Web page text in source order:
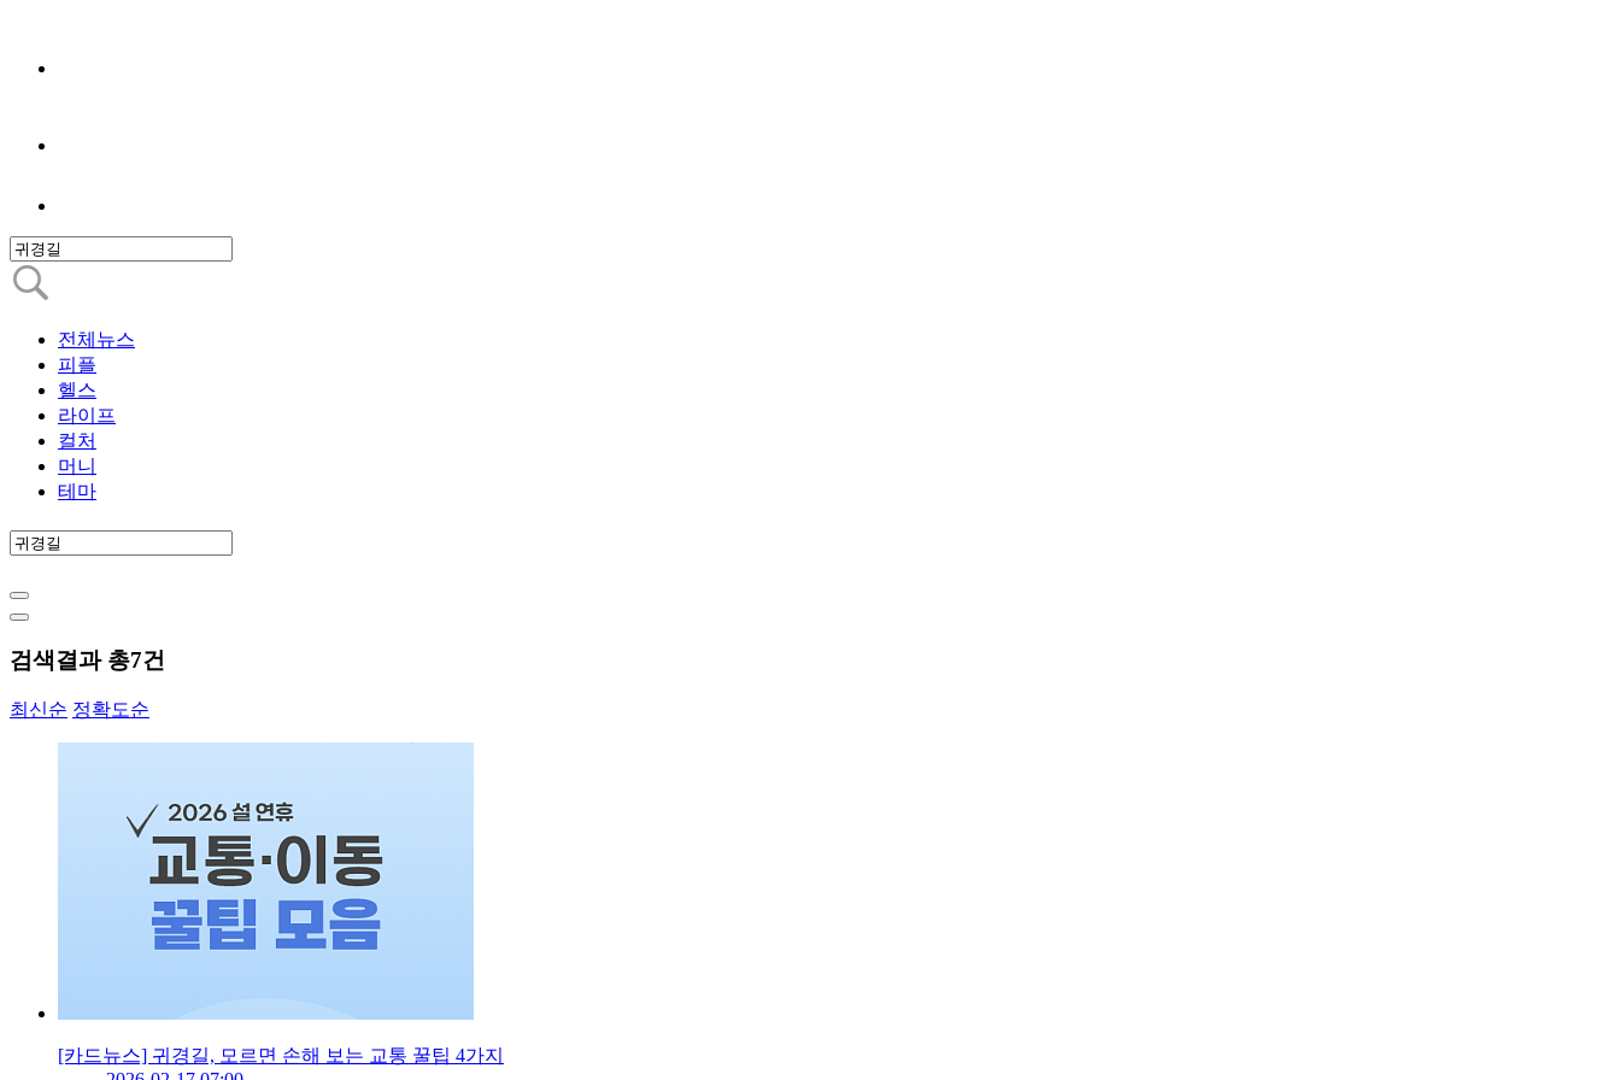
전체뉴스
피플
헬스
라이프
컬처
머니
테마
검색결과 총7건
최신순 정확도순
[카드뉴스] 귀경길, 모르면 손해 보는 교통 꿀팁 4가지